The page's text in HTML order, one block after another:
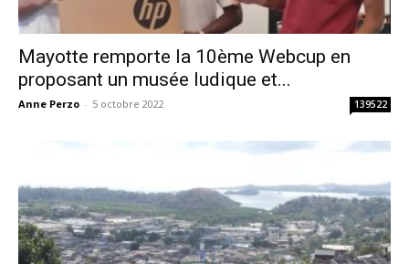
Mayotte remporte la 10ème Webcup en
proposant un musée ludique et...
Anne Perzo - 5 octobre 2022 139522